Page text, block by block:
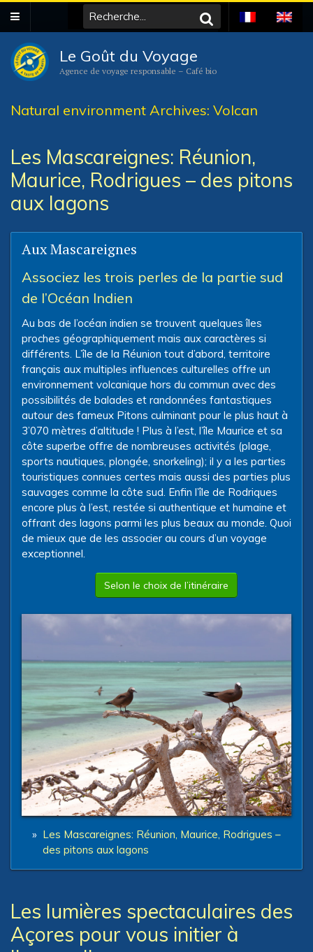
Le Goût du Voyage
Agence de voyage responsable – Café bio
Natural environment Archives: Volcan
Les Mascareignes: Réunion,
Maurice, Rodrigues – des pitons
aux lagons
Aux Mascareignes
Associez les trois perles de la partie sud
de l’Océan Indien
Au bas de l’océan indien se trouvent quelques îles
proches géographiquement mais aux caractères si
différents. L’île de la Réunion tout d’abord, territoire
français aux multiples influences culturelles offre un
environnement volcanique hors du commun avec des
possibilités de balades et randonnées fantastiques
autour des fameux Pitons culminant pour le plus haut à
3’070 mètres d’altitude ! Plus à l’est, l’île Maurice et sa
côte superbe offre de nombreuses activités (plage,
sports nautiques, plongée, snorkeling); il y a les parties
touristiques connues certes mais aussi des parties plus
sauvages comme la côte sud. Enfin l’île de Rodriques
encore plus à l’est, restée si authentique et humaine et
offrant des lagons parmi les plus beaux au monde. Quoi
de mieux que de les associer au cours d’un voyage
exceptionnel.
Selon le choix de l’itinéraire
» Les Mascareignes: Réunion, Maurice, Rodrigues –
des pitons aux lagons
Les lumières spectaculaires des
Açores pour vous initier à